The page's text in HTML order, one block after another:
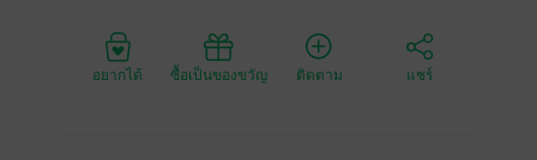
อยากได้ ซื้อเป็นของขวัญ ติดตาม แชร์